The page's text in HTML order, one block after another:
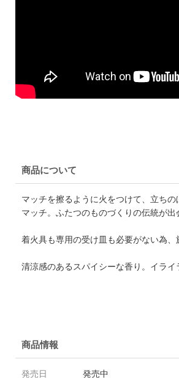
商品について
マッチを擦るように火をつけて、立ち
マッチ。ふたつのものづくりの伝統が出
着火具も専用の受け皿も必要がない為、
清涼感のあるスパイシーな香り。イラ
商品情報
発売日
発売中